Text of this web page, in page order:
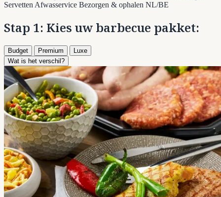
Servetten Afwasservice Bezorgen & ophalen NL/BE
Stap 1: Kies uw barbecue pakket:
Budget Premium
Luxe
Wat is het verschil?